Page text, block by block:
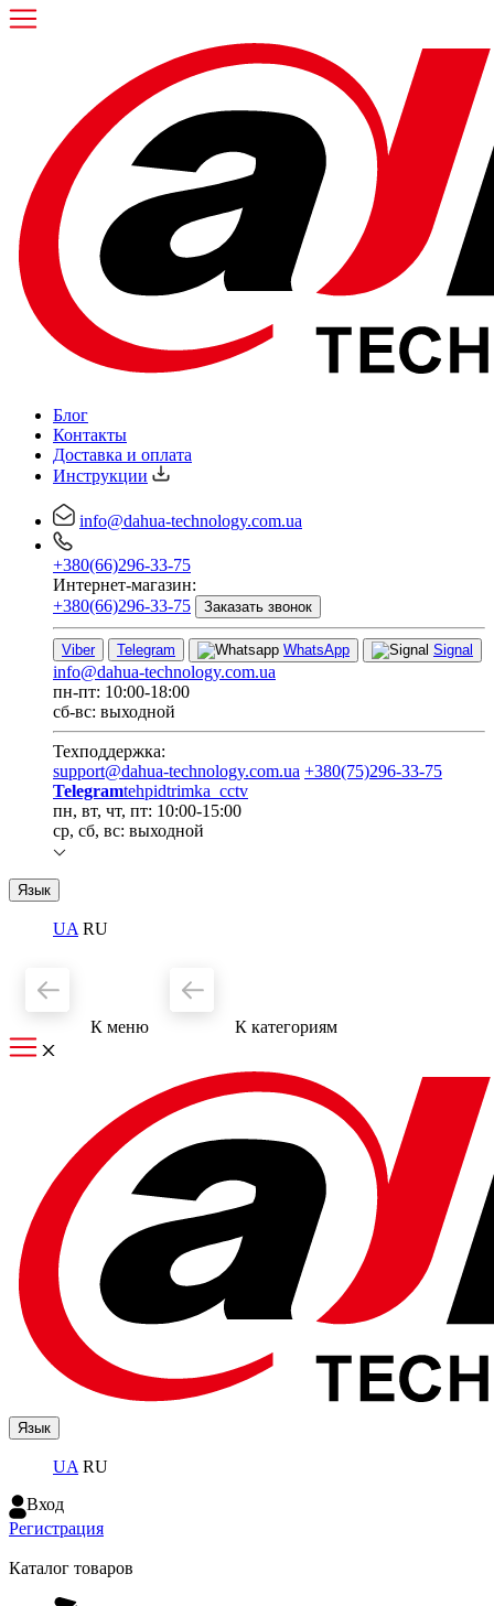
Блог
Контакты
Доставка и оплата
Инструкции
info@dahua-technology.com.ua
+380(66)296-33-75
Интернет-магазин:
+380(66)296-33-75
Заказать звонок
Viber Telegram WhatsApp Signal
info@dahua-technology.com.ua
пн-пт: 10:00-18:00
сб-вс: выходной
Техподдержка:
support@dahua-technology.com.ua +380(75)296-33-75
Telegramtehpidtrimka_cctv
пн, вт, чт, пт: 10:00-15:00
ср, сб, вс: выходной
Язык
UA RU
К меню К категориям
Язык
UA RU
Вход
Регистрация
Каталог товаров